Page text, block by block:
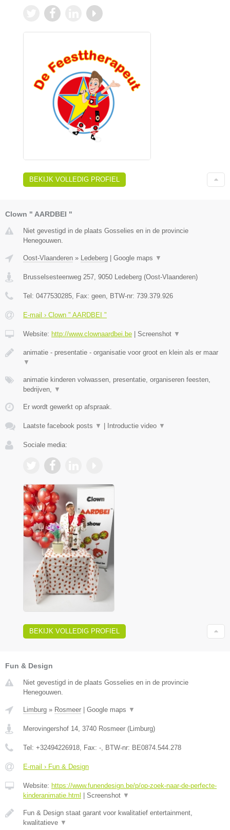
BEKIJK VOLLEDIG PROFIEL
Clown " AARDBEI "
Niet gevestigd in de plaats Gosselies en in de provincie
Henegouwen.
Oost-Vlaanderen » Ledeberg | Google maps ▼
Brusselsesteenweg 257 9050 Ledeberg (Oost-Vlaanderen)
Tel: 0477530285 , Fax: geen , BTW-nr: 739.379.926
E-mail › Clown " AARDBEI "
Website: http://www.clownaardbei.be | Screenshot ▼
animatie - presentatie - organisatie voor groot en klein als er maar
▼
animatie kinderen volwassen, presentatie, organiseren feesten,
bedrijven,
▼
Er wordt gewerkt op afspraak.
Laatste facebook posts ▼ | Introductie video ▼
Sociale media:
BEKIJK VOLLEDIG PROFIEL
Fun & Design
Niet gevestigd in de plaats Gosselies en in de provincie
Henegouwen.
Limburg » Rosmeer | Google maps ▼
Merovingershof 14 3740 Rosmeer (Limburg)
Tel: +32494226918 , Fax: - , BTW-nr: BE0874.544.278
E-mail › Fun & Design
Website: https://www.funendesign.be/p/op-zoek-naar-de-perfecte-
kinderanimatie.html | Screenshot ▼
Fun & Design staat garant voor kwalitatief entertainment,
kwalitatieve ▼